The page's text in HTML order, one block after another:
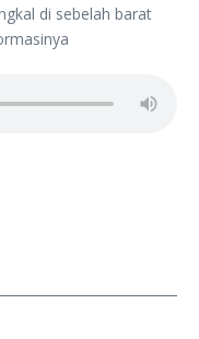
di sebelah barat